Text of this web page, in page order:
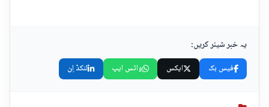
یہ خبر شیئر کریں:
فیس بک ایکس واٹس ایپ لنکڈ اِن